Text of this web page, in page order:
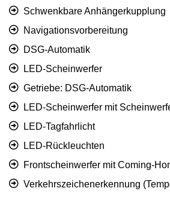
Schwenkbare Anhängerkupplung
Navigationsvorbereitung
DSG-Automatik
LED-Scheinwerfer
Getriebe: DSG-Automatik
LED-Scheinwerfer mit
LED-Tagfahrlicht
LED-Rückleuchten
Frontscheinwerfer mit Coming-
Verkehrszeichenerkennung